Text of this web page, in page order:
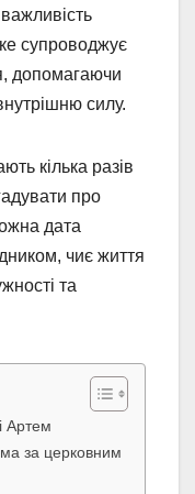
супроводжує
допомагаючи
силу.
кілька разів
про
дата
чиє життя
та
Артем
за церковним